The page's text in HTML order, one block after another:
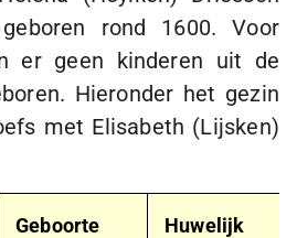
rond 1600. Voor
er geen kinderen uit de
Hieronder het gezin
met Elisabeth (Lijsken)
Geboorte Huwelijk